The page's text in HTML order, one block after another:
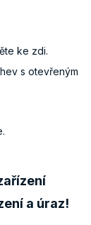
ke zdi.
s otevřeným
a úraz!